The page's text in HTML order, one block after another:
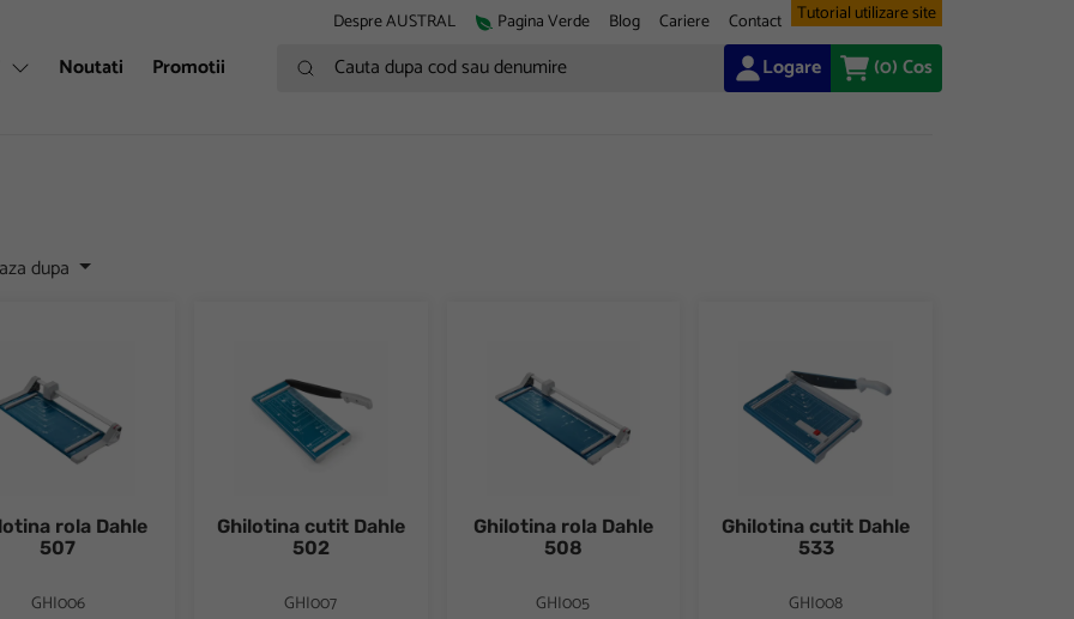
Despre AUSTRAL Pagina Verde Blog Cariere Contact Tutorial utilizare site
Noutati Promotii Cauta dupa cod sau denumire Logare (0)Cos
dupa
rola Dahle
507
GHI006
Ghilotina cutit Dahle
502
GHI007
Ghilotina rola Dahle
508
GHI005
Ghilotina cutit Dahle
533
GHI008